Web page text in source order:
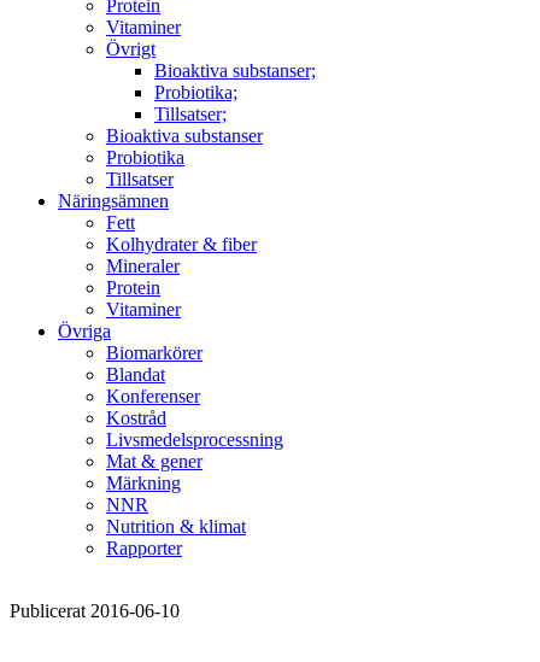
Protein
Vitaminer
Övrigt
Bioaktiva substanser;
Probiotika;
Tillsatser;
Bioaktiva substanser
Probiotika
Tillsatser
Näringsämnen
Fett
Kolhydrater & fiber
Mineraler
Protein
Vitaminer
Övriga
Biomarkörer
Blandat
Konferenser
Kostråd
Livsmedelsprocessning
Mat & gener
Märkning
NNR
Nutrition & klimat
Rapporter
Publicerat 2016-06-10